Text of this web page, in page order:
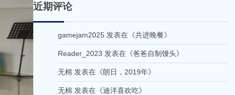
近期评论
gamejam2025发表在《共进晚餐》
Reader_2023 发表在《爸爸自制馒头》
无棉 发表在《朗日，2019年》
无棉 发表在《迪洋喜欢吃》